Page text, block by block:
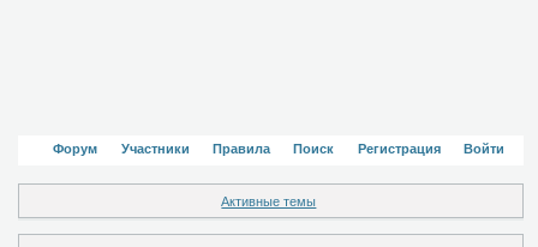
Форум Участники Правила Поиск Регистрация Войти
Активные темы